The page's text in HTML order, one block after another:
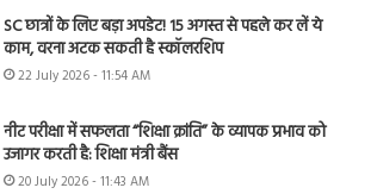
SC छात्रों के लिए बड़ा अपडेट! 15 अगस्त से पहले कर लें ये
काम, वरना अटक सकती है स्कॉलरशिप
22 July 2026 - 11:54 AM
नीट परीक्षा में सफलता “शिक्षा क्रांति” के व्यापक प्रभाव को
उजागर करती है: शिक्षा मंत्री बैंस
20 July 2026 - 11:43 AM